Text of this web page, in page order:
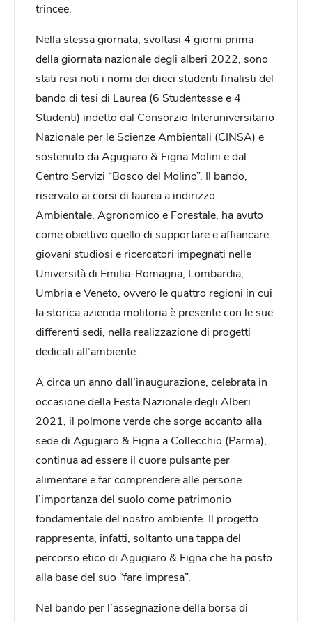
trincee.
Nella stessa giornata, svoltasi 4 giorni prima
della giornata nazionale degli alberi 2022, sono
stati resi noti i nomi dei dieci studenti finalisti del
bando di tesi di Laurea (6 Studentesse e 4
Studenti) indetto dal Consorzio Interuniversitario
Nazionale per le Scienze Ambientali (CINSA) e
sostenuto da Agugiaro & Figna Molini e dal
Centro Servizi “Bosco del Molino”. Il bando,
riservato ai corsi di laurea a indirizzo
Ambientale, Agronomico e Forestale, ha avuto
come obiettivo quello di supportare e affiancare
giovani studiosi e ricercatori impegnati nelle
Università di Emilia-Romagna, Lombardia,
Umbria e Veneto, ovvero le quattro regioni in cui
la storica azienda molitoria è presente con le sue
differenti sedi, nella realizzazione di progetti
dedicati all’ambiente.
A circa un anno dall’inaugurazione, celebrata in
occasione della Festa Nazionale degli Alberi
2021, il polmone verde che sorge accanto alla
sede di Agugiaro & Figna a Collecchio (Parma),
continua ad essere il cuore pulsante per
alimentare e far comprendere alle persone
l’importanza del suolo come patrimonio
fondamentale del nostro ambiente. Il progetto
rappresenta, infatti, soltanto una tappa del
percorso etico di Agugiaro & Figna che ha posto
alla base del suo “fare impresa”.
Nel bando per l’assegnazione della borsa di